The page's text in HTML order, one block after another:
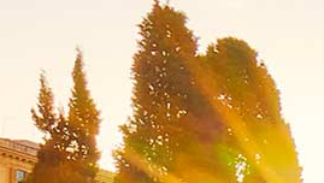
VUOI PARTIRE?
SCEGLI LE DATE
AGOSTO
I TUOI INTERESSI?
DI NATALE